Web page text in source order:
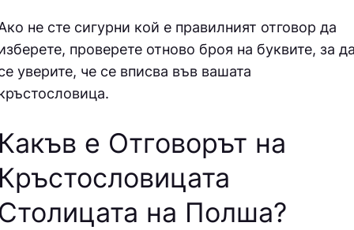
не сте сигурни кой е правилният отговор да
проверете отново броя на буквите, за
уверите, че се вписва във вашата
е Отговорът на
на Полша?